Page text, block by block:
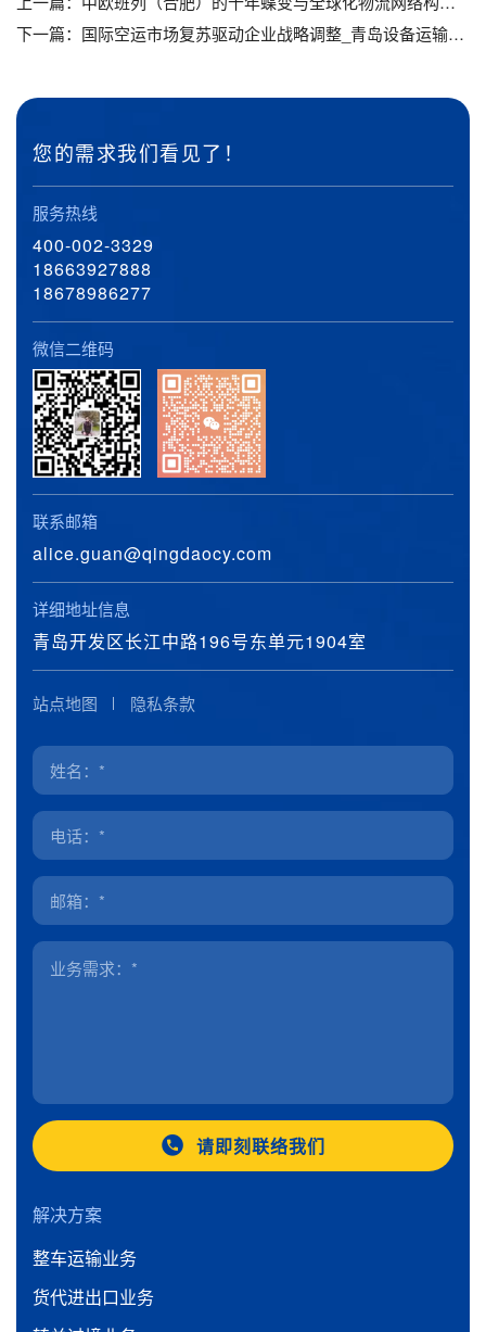
下一篇： 国际空运市场复苏驱动企业战略调整_青岛设备运输_青岛工程机械运输
您的需求我们看见了！
服务热线
400-002-3329
18663927888
18678986277
微信二维码
联系邮箱
alice.guan@qingdaocy.com
详细地址信息
青岛开发区长江中路196号东单元1904室
站点地图 隐私条款
请即刻联络我们
解决方案
整车运输业务
货代进出口业务